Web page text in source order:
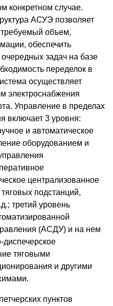
конкретном случае.
АСУЭ позволяет
требуемый объем,
обеспечить
задач на базе
переделок в
осуществляет
электроснабжения
Управление в пределах
включает 3 уровня:
и автоматическое
оборудованием и
централизованное
подстанций,
третий уровень
(АСДУ) и на нем
диспечерское
тяговыми
и другими
пунктов